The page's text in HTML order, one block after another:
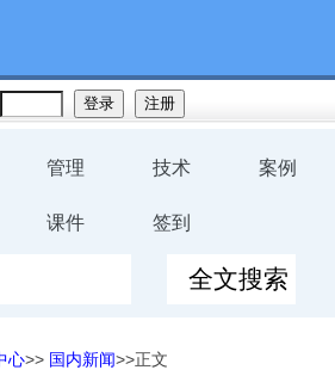
管理 技术 案例
课件 签到
心>> 国内新闻>>正文